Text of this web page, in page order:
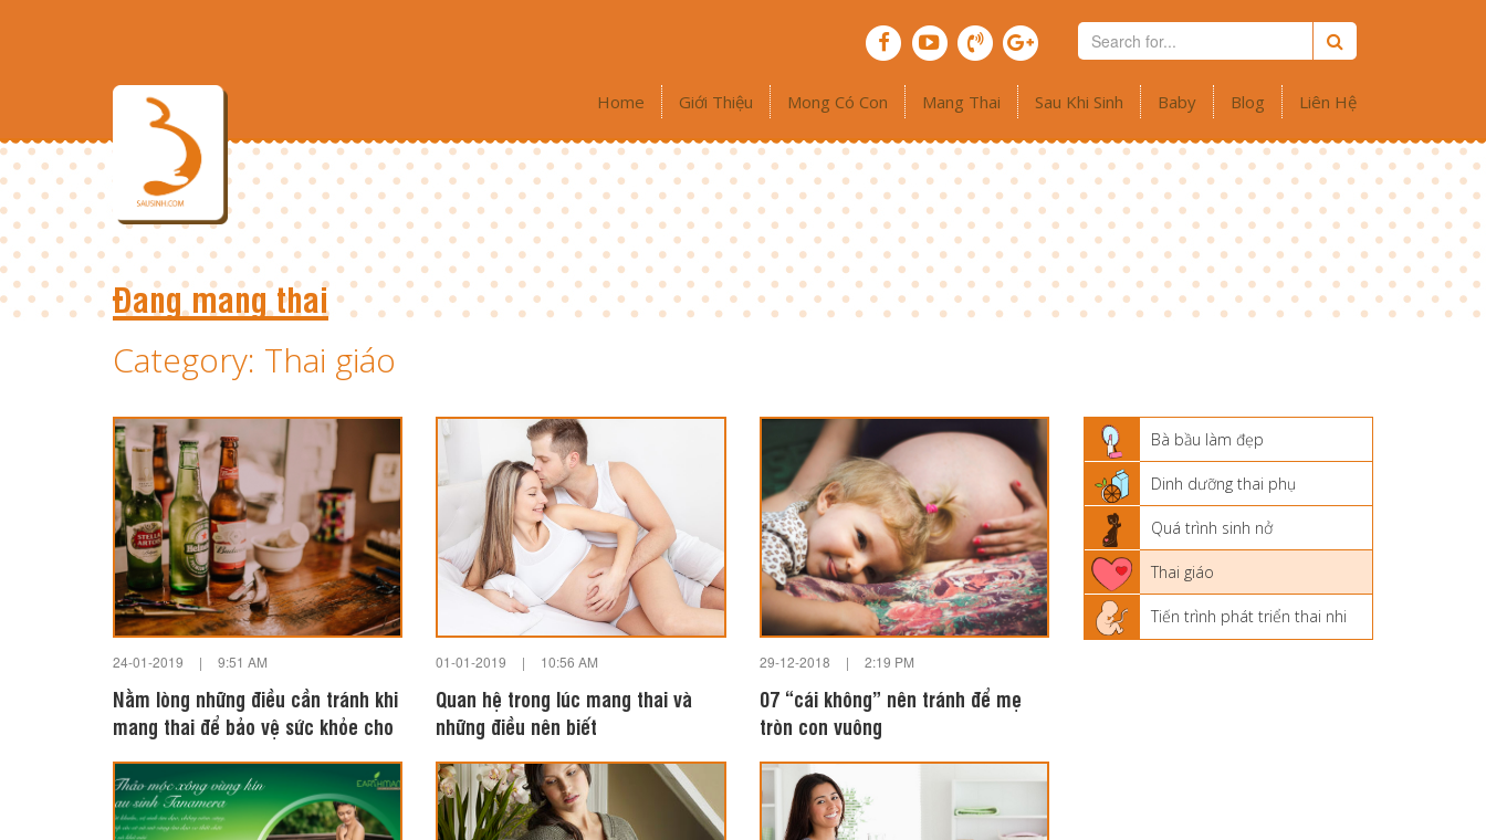
Home Giới Thiệu Mong Có Con Mang Thai Sau Khi Sinh Baby Blog Liên Hệ
Đang mang thai
Category: Thai giáo
24-01-2019 | 9:51 AM
Nằm lòng những điều cần tránh khi
mang thai để bảo vệ sức khỏe cho
01-01-2019 | 10:56 AM
Quan hệ trong lúc mang thai và
những điều nên biết
29-12-2018 | 2:19 PM
07 “cái không” nên tránh để mẹ
tròn con vuông
Bà bầu làm đẹp
Dinh dưỡng thai phụ
Quá trình sinh nở
Thai giáo
Tiến trình phát triển thai nhi